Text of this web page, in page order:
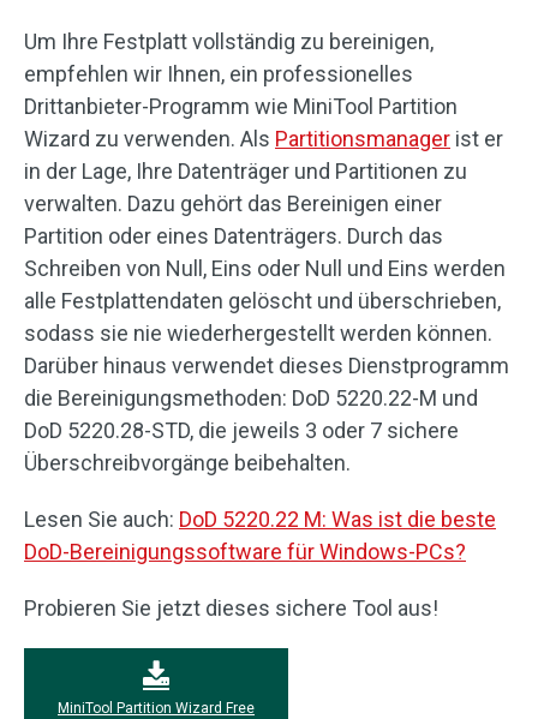
Um Ihre Festplatt vollständig zu bereinigen,
empfehlen wir Ihnen, ein professionelles
Drittanbieter-Programm wie MiniTool Partition
Wizard zu verwenden. Als Partitionsmanager ist er
in der Lage, Ihre Datenträger und Partitionen zu
verwalten. Dazu gehört das Bereinigen einer
Partition oder eines Datenträgers. Durch das
Schreiben von Null, Eins oder Null und Eins werden
alle Festplattendaten gelöscht und überschrieben,
sodass sie nie wiederhergestellt werden können.
Darüber hinaus verwendet dieses Dienstprogramm
die Bereinigungsmethoden: DoD 5220.22-M und
DoD 5220.28-STD, die jeweils 3 oder 7 sichere
Überschreibvorgänge beibehalten.
Lesen Sie auch: DoD 5220.22 M: Was ist die beste
DoD-Bereinigungssoftware für Windows-PCs?
Probieren Sie jetzt dieses sichere Tool aus!
MiniTool Partition Wizard Free